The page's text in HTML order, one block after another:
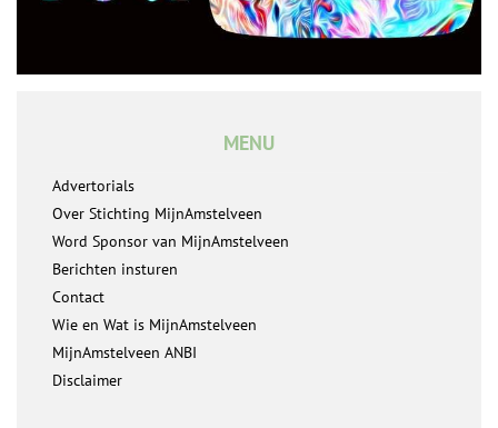
MENU
Advertorials
Over Stichting MijnAmstelveen
Word Sponsor van MijnAmstelveen
Berichten insturen
Contact
Wie en Wat is MijnAmstelveen
MijnAmstelveen ANBI
Disclaimer